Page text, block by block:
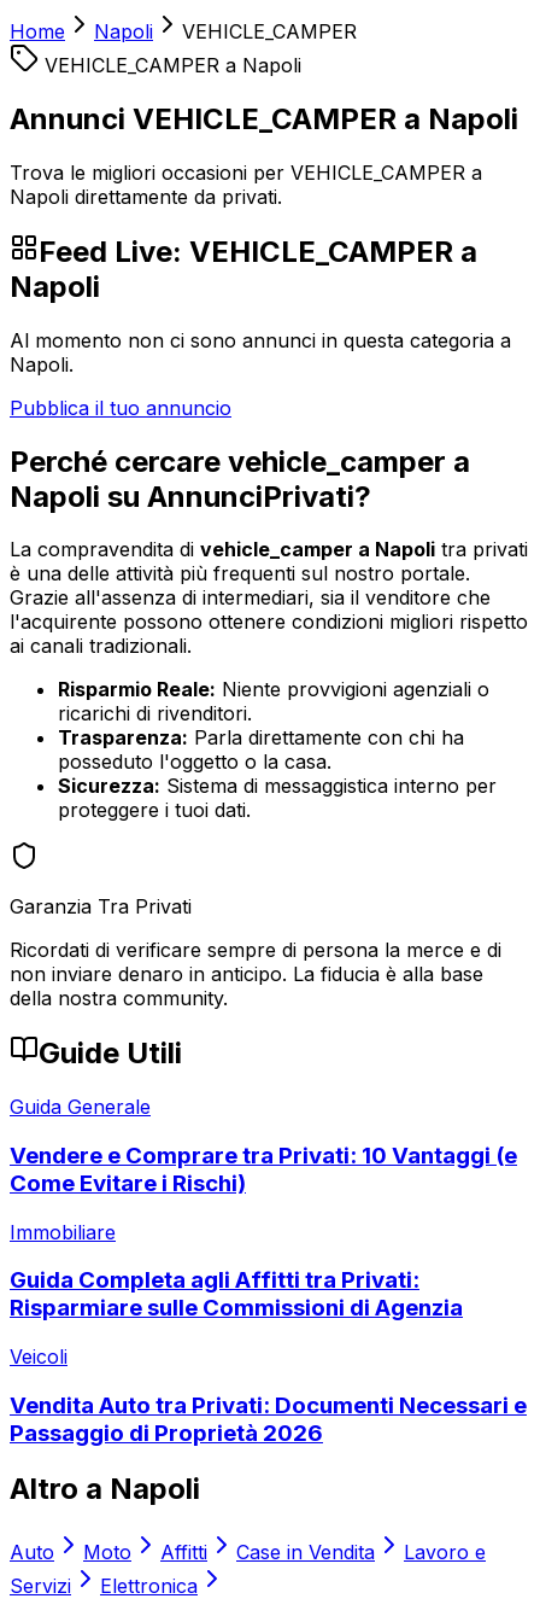
Home Napoli
VEHICLE_CAMPER
VEHICLE_CAMPER a Napoli
Annunci VEHICLE_CAMPER a Napoli
Trova le migliori occasioni per VEHICLE_CAMPER a
Napoli direttamente da privati.
Feed Live: VEHICLE_CAMPER a
Napoli
Al momento non ci sono annunci in questa categoria a
Napoli.
Pubblica il tuo annuncio
Perché cercare vehicle_camper a
Napoli su AnnunciPrivati?
La compravendita di vehicle_camper a Napoli tra privati
è una delle attività più frequenti sul nostro portale.
Grazie all'assenza di intermediari, sia il venditore che
l'acquirente possono ottenere condizioni migliori rispetto
ai canali tradizionali.
Risparmio Reale: Niente provvigioni agenziali o
ricarichi di rivenditori.
Trasparenza: Parla direttamente con chi ha
posseduto l'oggetto o la casa.
Sicurezza: Sistema di messaggistica interno per
proteggere i tuoi dati.
Garanzia Tra Privati
Ricordati di verificare sempre di persona la merce e di
non inviare denaro in anticipo. La fiducia è alla base
della nostra community.
Guide Utili
Guida Generale
Vendere e Comprare tra Privati: 10 Vantaggi (e
Come Evitare i Rischi)
Immobiliare
Guida Completa agli Affitti tra Privati:
Risparmiare sulle Commissioni di Agenzia
Veicoli
Vendita Auto tra Privati: Documenti Necessari e
Passaggio di Proprietà 2026
Altro a Napoli
Auto Moto Affitti Case in Vendita
Lavoro e
Servizi
Elettronica